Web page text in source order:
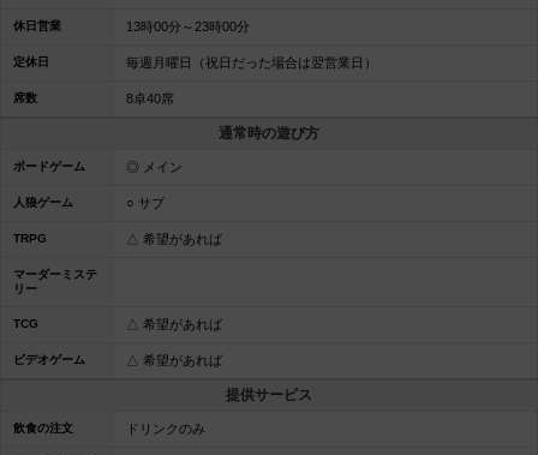
休日営業 13時00分～23時00分
定休日 毎週月曜日（祝日だった場合は翌営業日）
席数 8卓40席
通常時の遊び方
ボードゲーム ◎ メイン
人狼ゲーム ○ サブ
TRPG △ 希望があれば
マーダーミステ
リー
TCG △ 希望があれば
ビデオゲーム △ 希望があれば
提供サービス
飲食の注文 ドリンクのみ